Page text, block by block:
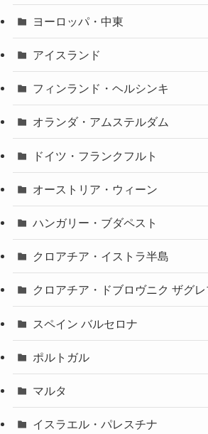
ヨーロッパ・中東
アイスランド
フィンランド・ヘルシンキ
オランダ・アムステルダム
ドイツ・フランクフルト
オーストリア・ウィーン
ハンガリー・ブダペスト
クロアチア・イストラ半島
クロアチア・ドブロヴニク ザグ
スペイン バルセロナ
ポルトガル
マルタ
イスラエル・パレスチナ